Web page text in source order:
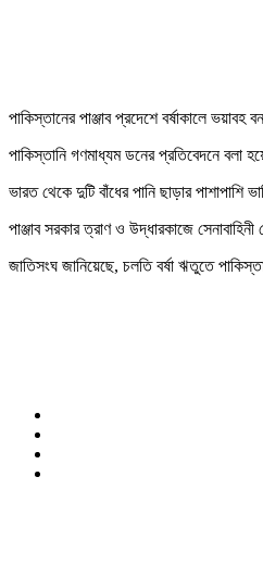
পাকিস্তানের পাঞ্জাব প্রদেশে বর্ষাকালে
পাকিস্তানি গণমাধ্যম ডনের প্রতিবেদনে
ভারত থেকে দুটি বাঁধের পানি ছাড়ার
পাঞ্জাব সরকার ত্রাণ ও উদ্ধারকাজে
জাতিসংঘ জানিয়েছে, চলতি বর্ষা ঋতুতে